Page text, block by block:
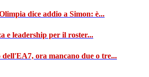
dice addio a Simon: è...
e leadership per il roster...
ora mancano due o tre...